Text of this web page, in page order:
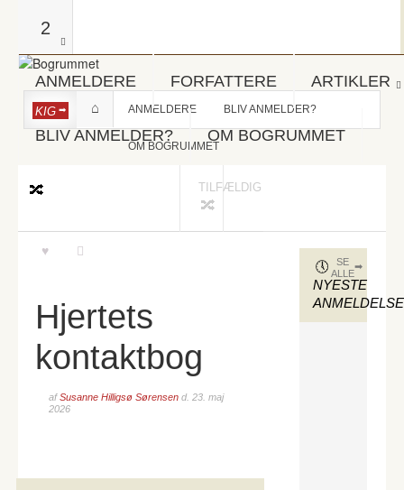
2
ANMELDERE FORFATTERE ARTIKLER
BLIV ANMELDER? OM BOGRUMMET
KIG ANMELDERE BLIV ANMELDER?
OM BOGRUMMET
TILFÆLDIG
Hjertets
kontaktbog
afSusanne Hilligsø Sørensen d. 23. maj
2026
NYESTE
SE
ALLE